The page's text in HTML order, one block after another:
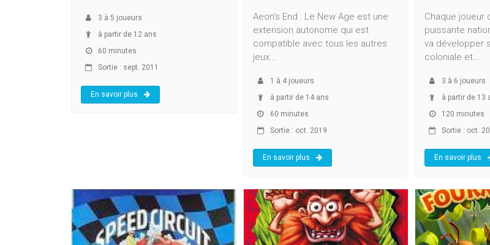
3 à 5 joueurs
à partir de 12 ans
60 minutes
Sortie : sept. 2011
En savoir plus
Aeon's End : Le New Age est une
extension autonome qui est
compatible avec tous les autres
jeux...
1 à 4joueurs
à partir de 14 ans
60 minutes
Sortie : oct. 2019
En savoir plus
Chaque joueur
puissante
va développer
coloniale et...
3 à 6 joueurs
à partir de 13
120 minutes
Sortie : oct.
En savoir plus